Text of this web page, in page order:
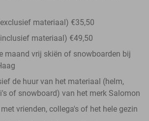
materiaal) €35,50
materiaal) €49,50
maand vrij skiën of snowboarden bij
de huur van het materiaal (helm,
of snowboard) van het merk Salomon
vrienden, collega's of het hele gezin